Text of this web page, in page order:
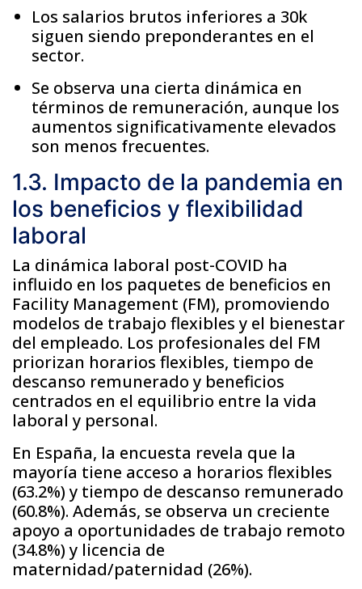
Los salarios brutos inferiores a 30k
siguen siendo preponderantes en el
sector.
Se observa una cierta dinámica en
términos de remuneración, aunque los
aumentos significativamente elevados
son menos frecuentes.
1.3. Impacto de la pandemia en
los beneficios y flexibilidad
laboral
La dinámica laboral post-COVID ha
influido en los paquetes de beneficios en
Facility Management (FM), promoviendo
modelos de trabajo flexibles y el bienestar
del empleado. Los profesionales del FM
priorizan horarios flexibles, tiempo de
descanso remunerado y beneficios
centrados en el equilibrio entre la vida
laboral y personal.
En España, la encuesta revela que la
mayoría tiene acceso a horarios flexibles
(63.2%) y tiempo de descanso remunerado
(60.8%). Además, se observa un creciente
apoyo a oportunidades de trabajo remoto
(34.8%) y licencia de
maternidad/paternidad (26%).